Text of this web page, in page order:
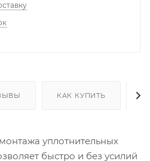
КАК КУПИТЬ
уплотнительных
быстро и без усилий